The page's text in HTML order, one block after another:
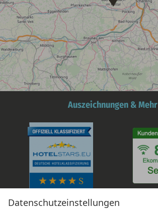
Datenschutzeinstellungen
Auszeichnungen & Mehr